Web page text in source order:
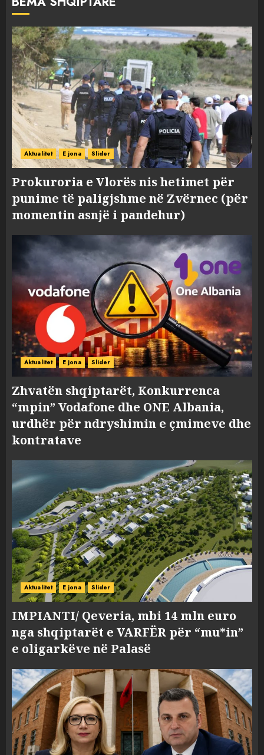
Aktualitet E jona Slider
Prokuroria e Vlorës nis hetimet për
punime të paligjshme në Zvërnec (për
momentin asnjë i pandehur)
Aktualitet E jona Slider
Zhvatën shqiptarët, Konkurrenca
“mpin” Vodafone dhe ONE Albania,
urdhër për ndryshimin e çmimeve dhe
kontratave
Aktualitet E jona Slider
IMPIANTI/ Qeveria, mbi 14 mln euro
nga shqiptarët e VARFËR për “mu*in”
e oligarkëve në Palasë